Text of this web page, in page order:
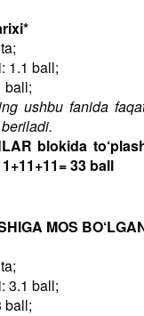
1.1 ball;
ball;
ushbu fanida
blokida
33 ball
MOS
3.1 ball;
ball;